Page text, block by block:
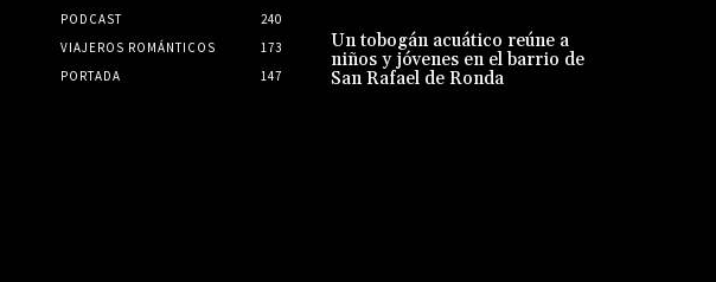
PODCAST
240
VIAJEROS ROMÁNTICOS
173
PORTADA
147
Un tobogán acuático reúne a
niños y jóvenes en el barrio de
San Rafael de Ronda